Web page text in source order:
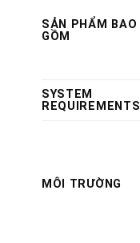
SẢN PHẨM BAO
GỒM
SYSTEM
REQUIREMENTS
MÔI TRƯỜNG